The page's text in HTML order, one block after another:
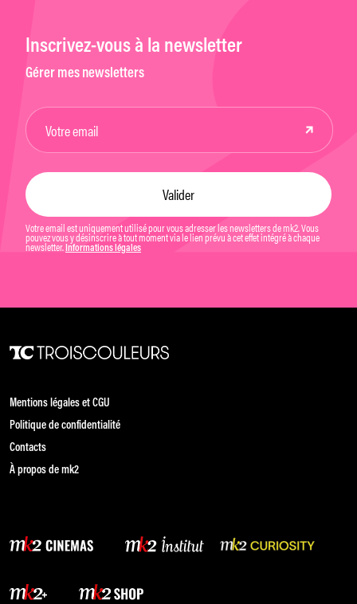
Inscrivez-vous à la newsletter
Gérer mes newsletters
Votre email est uniquement utilisé pour vous adresser les newsletters de mk2. Vous
pouvez vous y désinscrire à tout moment via le lien prévu à cet effet intégré à chaque
newsletter. Informations légales
Mentions légales et CGU
Politique de confidentialité
Contacts
À propos de mk2